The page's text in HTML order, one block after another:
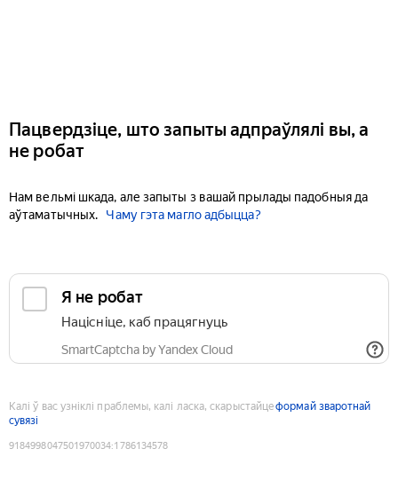
Пацвердзіце, што запыты адпраўлялі вы, а
не робат
Нам вельмі шкада, але запыты з вашай прылады падобныя да
аўтаматычных.
Чаму гэта магло адбыцца?
Я не робат
Націсніце, каб працягнуць
SmartCaptcha by Yandex Cloud
Калі ў вас узніклі праблемы, калі ласка, скарыстайцеформай зваротнай
сувязі
9184998047501970034:1786134578